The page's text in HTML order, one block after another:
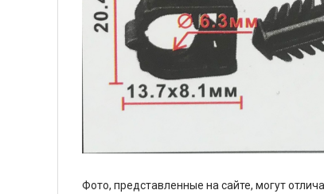
Фото, представленные на сайте, могут